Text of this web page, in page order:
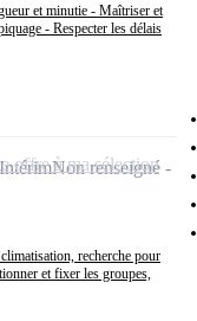
et minutie - Maîtriser et
- Respecter les délais
recherche pour
et fixer les groupes,
IntérimNon renseigné
offre à ma sélection